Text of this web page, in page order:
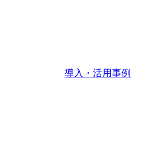
導入・活用事例